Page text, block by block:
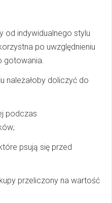
od indywidualnego stylu
po uwzględnieniu
gotowania.
należałoby doliczyć do
podczas
psują się przed
przeliczony na wartość